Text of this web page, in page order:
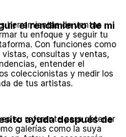
el rendimiento de mi
herramientas de ventas
tu enfoque y seguir tu
Con funciones como
vistas, consultas y ventas,
entender el
coleccionistas y medir los
de tus artistas.
ayuda después de
su referente para obtener
galerías como la suya